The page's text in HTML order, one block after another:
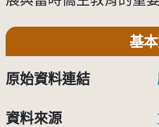
基
原始資料連結
資料來源